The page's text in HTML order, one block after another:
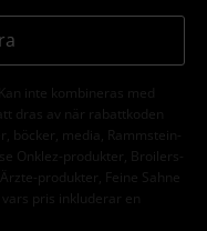
inte kombineras med
dras av när rabattkoden
böcker, media, Rammstein-
Onklez-produkter, Broilers-
produkter, Feine Sahne
pris inkluderar en